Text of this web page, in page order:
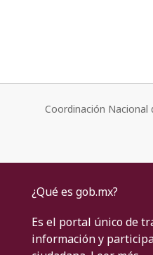
Coordinación Nacional
¿Qué es gob.mx?
Es el portal único de
información y